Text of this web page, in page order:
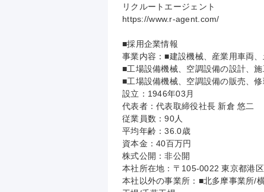
リクルートエージェント
https://www.r-agent.com/
■採用企業情報
事業内容：■建設機械、産業用車両
■工場設備機械、空調設備の設計、施
■工場設備機械、空調設備の販売、
設立：1946年03月
代表者：代表取締役社長 新倉 悠二
従業員数：90人
平均年齢：36.0歳
資本金：40百万円
株式公開：非公開
本社所在地：〒105-0022 東京都港
本社以外の事業所：■北多摩事業所/